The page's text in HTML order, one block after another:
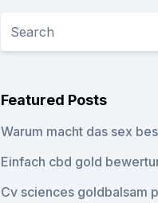
Featured Posts
Warum macht das sex
Einfach cbd gold
Cv sciences goldbalsam